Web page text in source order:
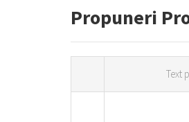
Propuneri
Text